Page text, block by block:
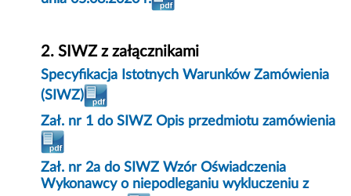
2. SIWZ z załącznikami
Specyfikacja Istotnych Warunków Zamówienia
(SIWZ)
Zał. nr 1 do SIWZ Opis przedmiotu zamówienia
Zał. nr 2a do SIWZ Wzór Oświadczenia
Wykonawcy o niepodleganiu wykluczeniu z